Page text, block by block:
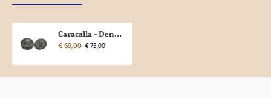
Caracalla - Denarius RECTOR ORBIS mooi jongensportret! (JA2630)
€ 69,00 € 75,00